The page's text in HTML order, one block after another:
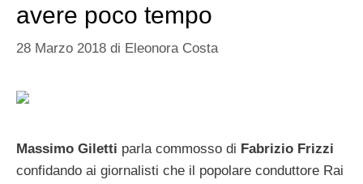
avere poco tempo
28 Marzo 2018 di Eleonora Costa
Massimo Giletti parla commosso di Fabrizio Frizzi
confidando ai giornalisti che il popolare conduttore Rai